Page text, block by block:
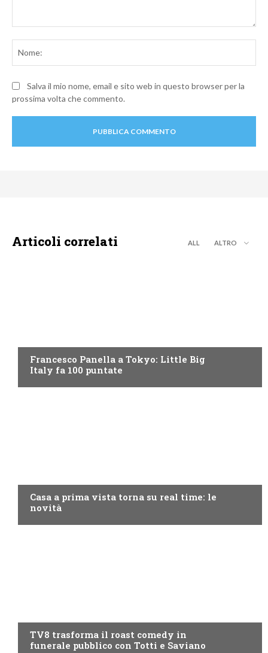
Salva il mio nome, email e sito web in questo browser per la
prossima volta che commento.
Articoli correlati ALL ALTRO
Francesco Panella a Tokyo: Little Big
Italy fa 100 puntate
Casa a prima vista torna su real time: le
novità
TV8 trasforma il roast comedy in
funerale pubblico con Totti e Saviano